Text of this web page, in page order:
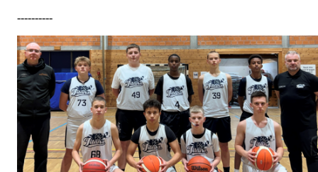
----------